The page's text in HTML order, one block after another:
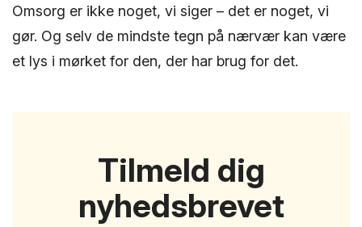
Omsorg er ikke noget, vi siger – det er noget, vi
gør. Og selv de mindste tegn på nærvær kan være
et lys i mørket for den, der har brug for det.
Tilmeld dig
nyhedsbrevet